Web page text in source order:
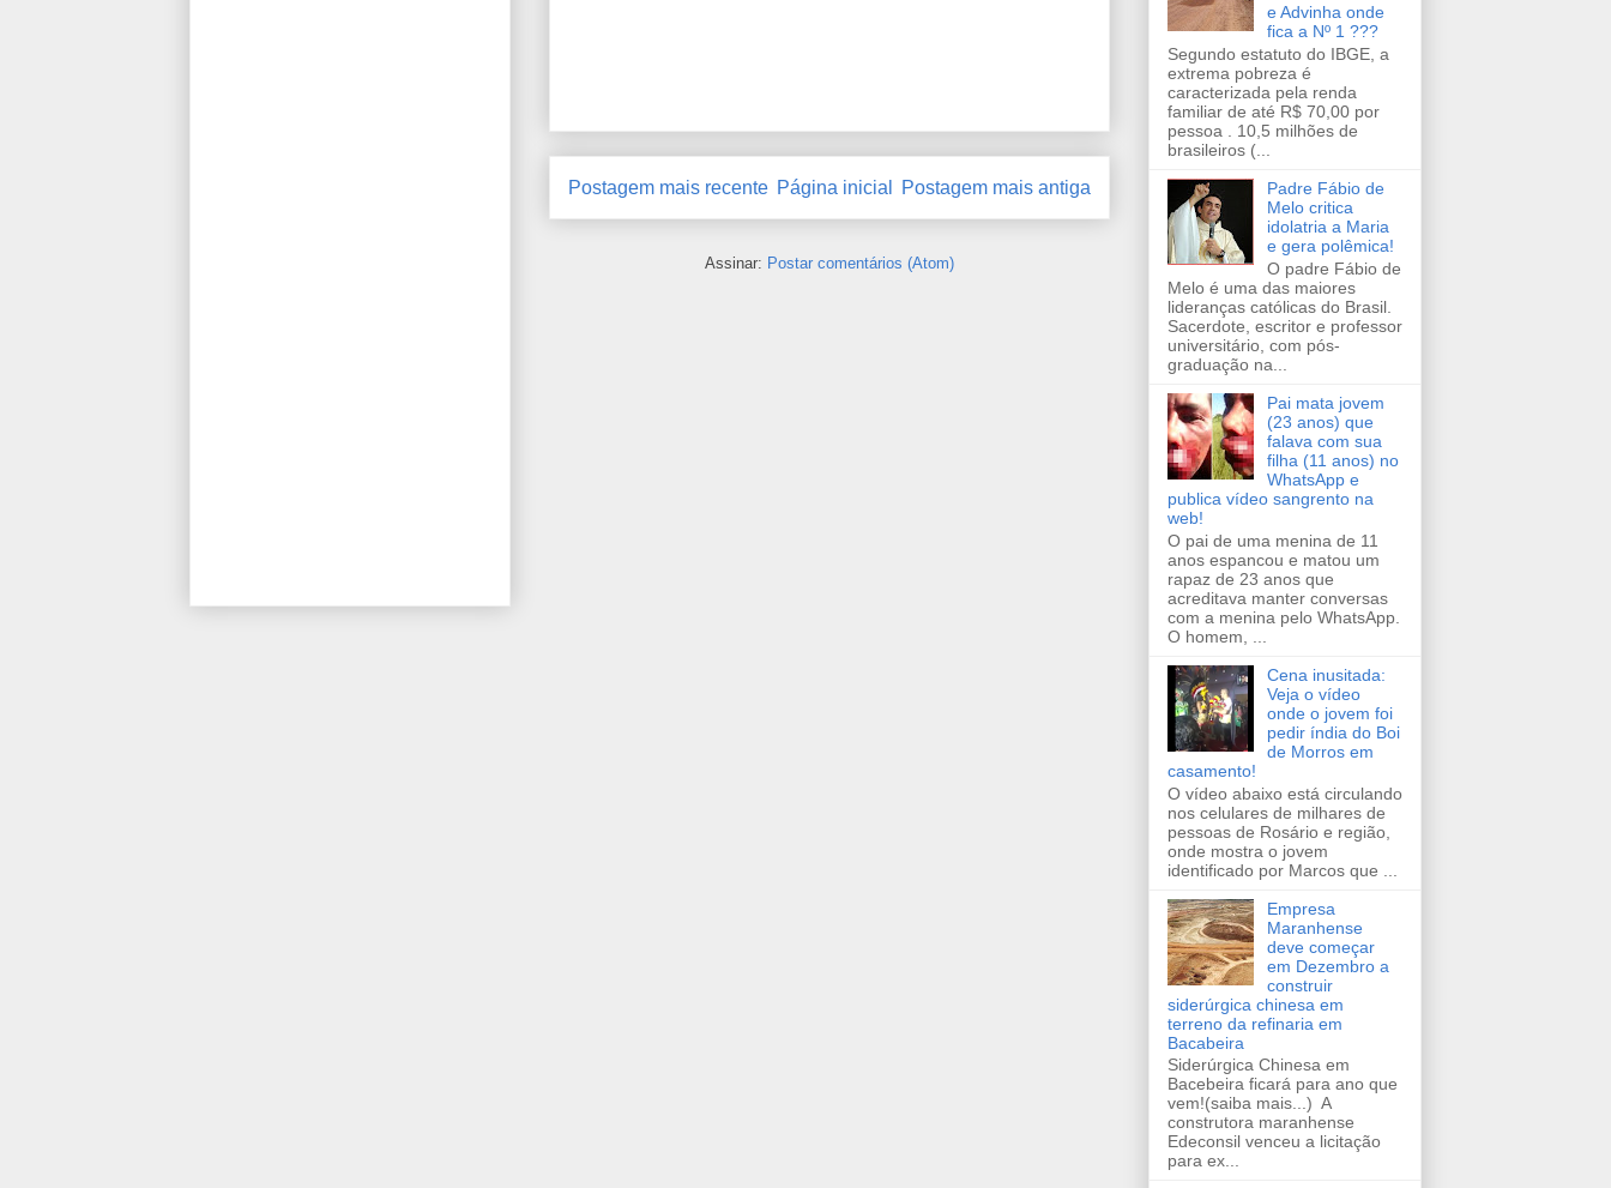
Postagem mais recente Postagem mais antiga
Página inicial
Assinar: Postar comentários (Atom)
e Advinha onde
fica a Nº 1 ???
Segundo estatuto do IBGE, a
extrema pobreza é
caracterizada pela renda
familiar de até R$ 70,00 por
pessoa . 10,5 milhões de
brasileiros (...
Padre Fábio de
Melo critica
idolatria a Maria
e gera polêmica!
O padre Fábio de
Melo é uma das maiores
lideranças católicas do Brasil.
Sacerdote, escritor e professor
universitário, com pós-
graduação na...
Pai mata jovem
(23 anos) que
falava com sua
filha (11 anos) no
WhatsApp e
publica vídeo sangrento na
web!
O pai de uma menina de 11
anos espancou e matou um
rapaz de 23 anos que
acreditava manter conversas
com a menina pelo WhatsApp.
O homem, ...
Cena inusitada:
Veja o vídeo
onde o jovem foi
pedir índia do Boi
de Morros em
casamento!
O vídeo abaixo está circulando
nos celulares de milhares de
pessoas de Rosário e região,
onde mostra o jovem
identificado por Marcos que ...
Empresa
Maranhense
deve começar
em Dezembro a
construir
siderúrgica chinesa em
terreno da refinaria em
Bacabeira
Siderúrgica Chinesa em
Bacebeira ficará para ano que
vem!(saiba mais...) A
construtora maranhense
Edeconsil venceu a licitação
para ex...